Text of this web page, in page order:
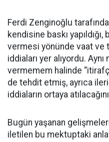
Ferdi Zenginoğlu
kendisine baskı
vermesi yönünde vaat ve
iddiaları yer alıyordu.
vermemem halinde
de tehdit etmiş, ayrıca
iddiaların ortaya
Bugün yaşanan
iletilen bu mektuptaki